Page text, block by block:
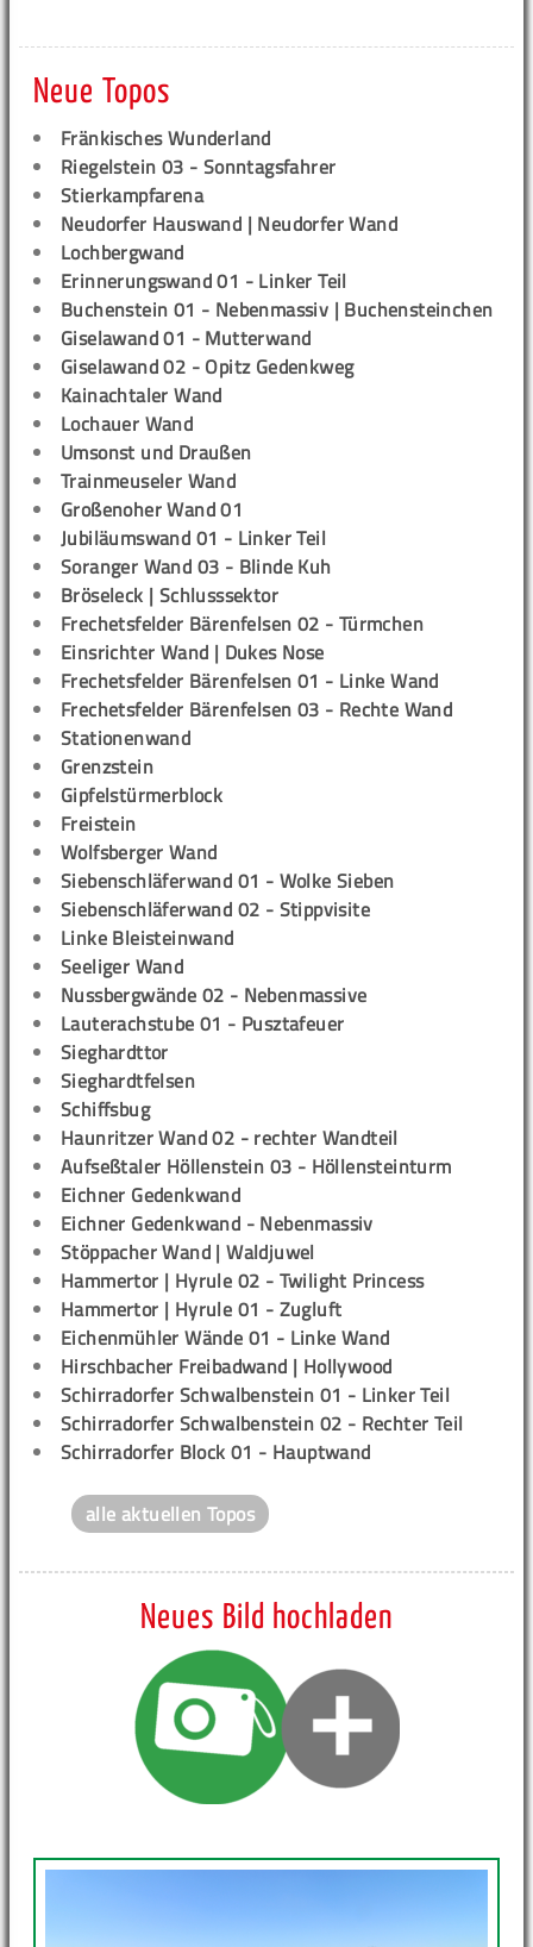
Neue Topos
Fränkisches Wunderland
Riegelstein 03 - Sonntagsfahrer
Stierkampfarena
Neudorfer Hauswand | Neudorfer Wand
Lochbergwand
Erinnerungswand 01 - Linker Teil
Buchenstein 01 - Nebenmassiv | Buchensteinchen
Giselawand 01 - Mutterwand
Giselawand 02 - Opitz Gedenkweg
Kainachtaler Wand
Lochauer Wand
Umsonst und Draußen
Trainmeuseler Wand
Großenoher Wand 01
Jubiläumswand 01 - Linker Teil
Soranger Wand 03 - Blinde Kuh
Bröseleck | Schlusssektor
Frechetsfelder Bärenfelsen 02 - Türmchen
Einsrichter Wand | Dukes Nose
Frechetsfelder Bärenfelsen 01 - Linke Wand
Frechetsfelder Bärenfelsen 03 - Rechte Wand
Stationenwand
Grenzstein
Gipfelstürmerblock
Freistein
Wolfsberger Wand
Siebenschläferwand 01 - Wolke Sieben
Siebenschläferwand 02 - Stippvisite
Linke Bleisteinwand
Seeliger Wand
Nussbergwände 02 - Nebenmassive
Lauterachstube 01 - Pusztafeuer
Sieghardttor
Sieghardtfelsen
Schiffsbug
Haunritzer Wand 02 - rechter Wandteil
Aufseßtaler Höllenstein 03 - Höllensteinturm
Eichner Gedenkwand
Eichner Gedenkwand - Nebenmassiv
Stöppacher Wand | Waldjuwel
Hammertor | Hyrule 02 - Twilight Princess
Hammertor | Hyrule 01 - Zugluft
Eichenmühler Wände 01 - Linke Wand
Hirschbacher Freibadwand | Hollywood
Schirradorfer Schwalbenstein 01 - Linker Teil
Schirradorfer Schwalbenstein 02 - Rechter Teil
Schirradorfer Block 01 - Hauptwand
alle aktuellen Topos
Neues Bild hochladen